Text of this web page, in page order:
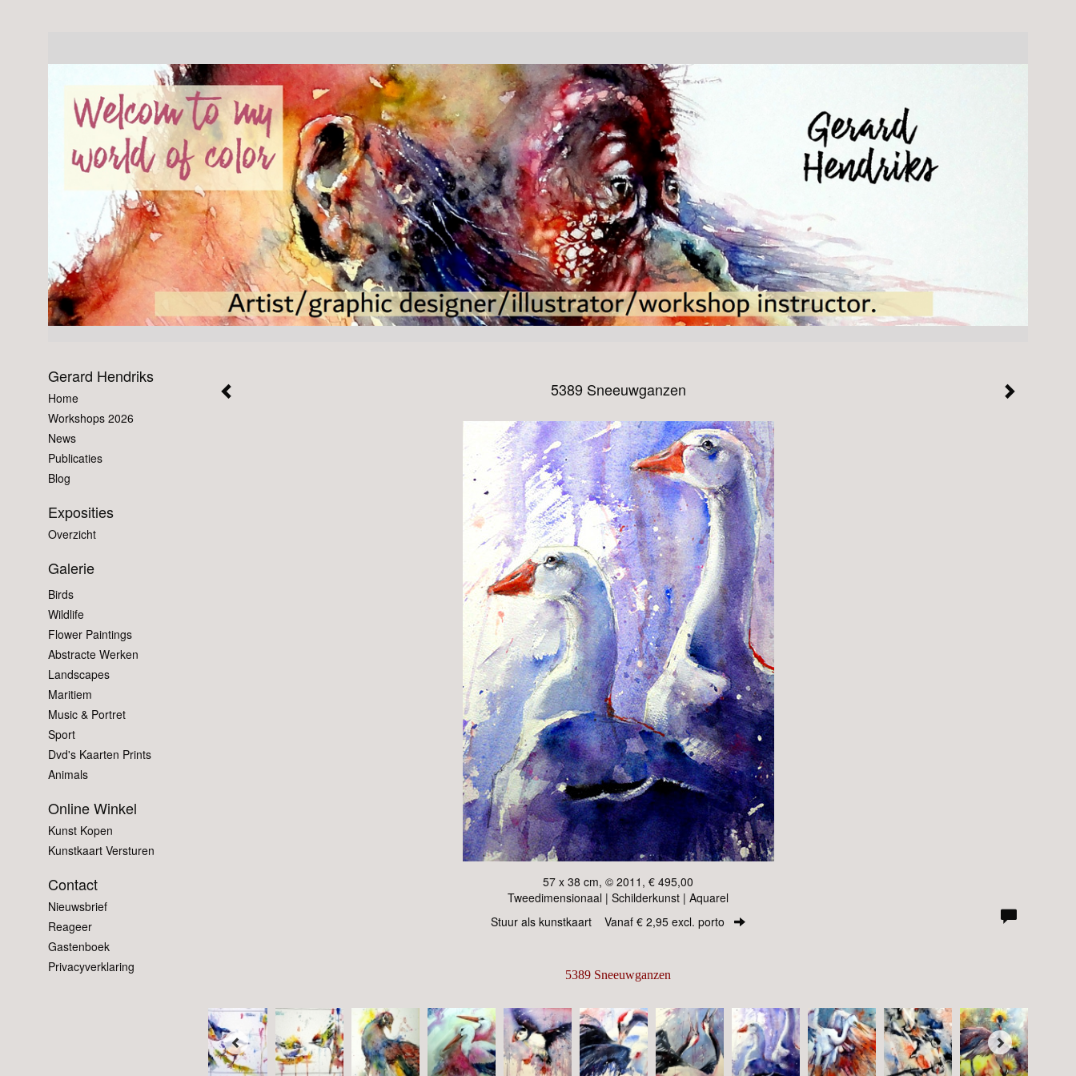
5389 Sneeuwganzen
57 x 38 cm, © 2011, € 495,00
Tweedimensionaal | Schilderkunst | Aquarel
Stuur als kunstkaart Vanaf € 2,95 excl. porto
5389 Sneeuwganzen
Gerard Hendriks
Home
Workshops 2026
News
Publicaties
Blog
Exposities
Overzicht
Galerie
Birds
Wildlife
Flower Paintings
Abstracte Werken
Landscapes
Maritiem
Music & Portret
Sport
Dvd's Kaarten Prints
Animals
Online Winkel
Kunst Kopen
Kunstkaart Versturen
Contact
Nieuwsbrief
Reageer
Gastenboek
Privacyverklaring